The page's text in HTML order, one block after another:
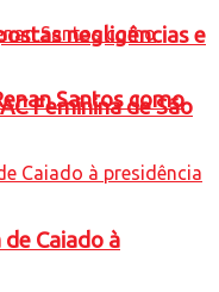
negligências e
Feminina de São
Santos como
Caiado à